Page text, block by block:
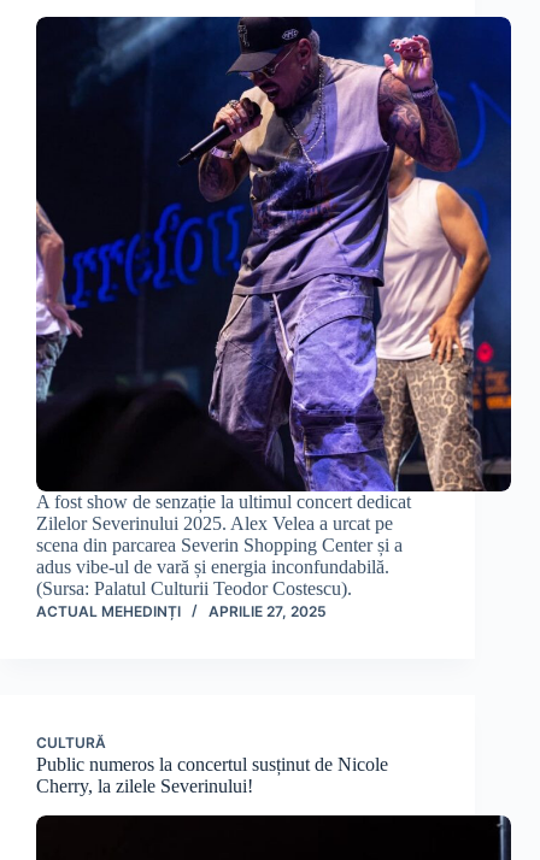
A fost show de senzație la ultimul concert dedicat
Zilelor Severinului 2025. Alex Velea a urcat pe
scena din parcarea Severin Shopping Center și a
adus vibe-ul de vară și energia inconfundabilă.
(Sursa: Palatul Culturii Teodor Costescu).
ACTUAL MEHEDINȚI APRILIE 27, 2025
CULTURĂ
Public numeros la concertul susținut de Nicole
Cherry, la zilele Severinului!